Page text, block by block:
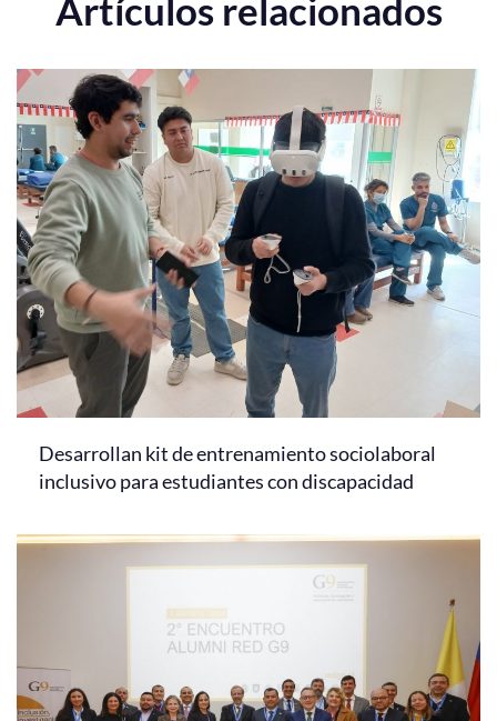
Artículos relacionados
Desarrollan kit de entrenamiento sociolaboral
inclusivo para estudiantes con discapacidad